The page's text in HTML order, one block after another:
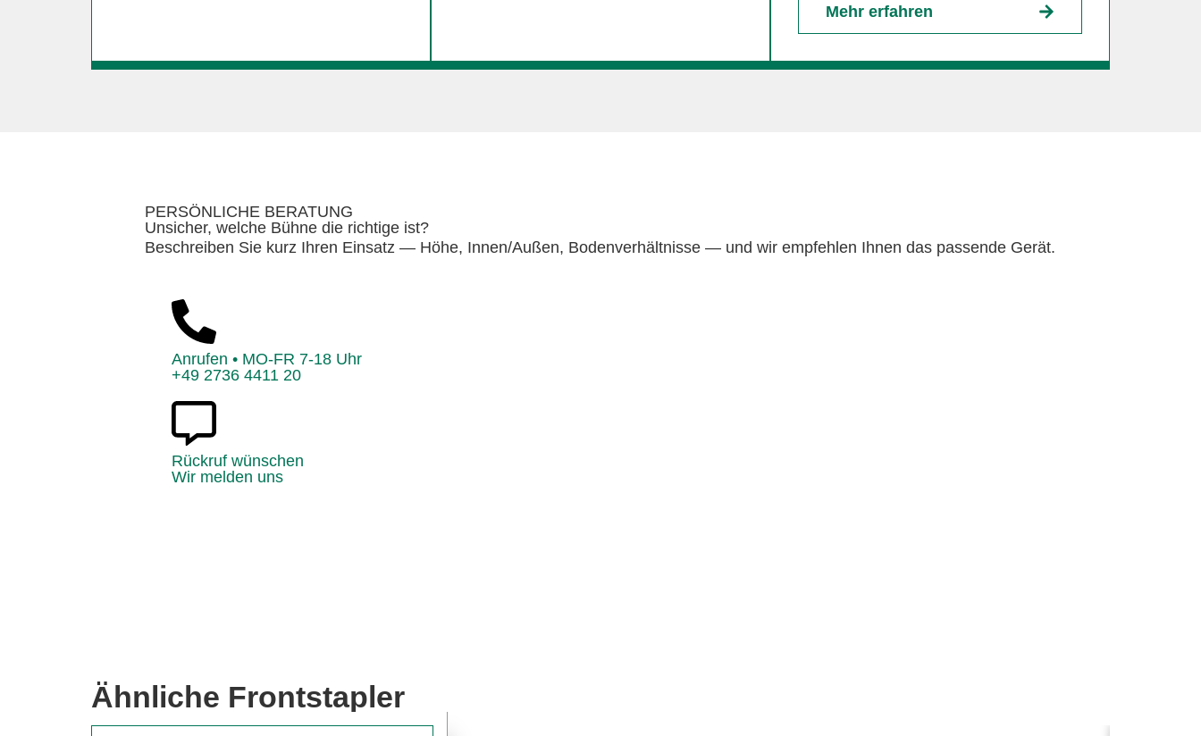
Mehr erfahren
PERSÖNLICHE BERATUNG
Unsicher, welche Bühne die richtige ist?
Beschreiben Sie kurz Ihren Einsatz — Höhe, Innen/Außen, Bodenverhältnisse — und wir empfehlen Ihnen das passende Gerät.
Anrufen • MO-FR 7-18 Uhr
+49 2736 4411 20
Rückruf wünschen
Wir melden uns
Ähnliche Frontstapler